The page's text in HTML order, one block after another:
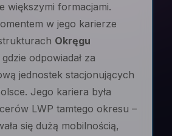
większymi formacjami.
w jego karierze
Okręgu
gdzie odpowiadał za
jednostek stacjonujących
Jego kariera była
LWP tamtego okresu –
się dużą mobilnością,